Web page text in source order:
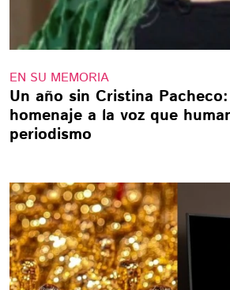
EN SU MEMORIA
Un año sin Cristina
homenaje a la voz que
periodismo